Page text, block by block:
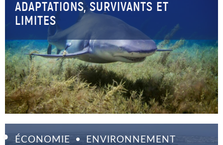
ADAPTATIONS, SURVIVANTS ET
LIMITES
ÉCONOMIE ENVIRONNEMENT